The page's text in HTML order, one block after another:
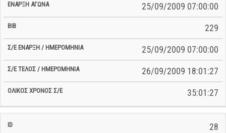
25/09/2009 07:00:00
229
25/09/2009 07:00:00
26/09/2009 18:01:27
35:01:27
28